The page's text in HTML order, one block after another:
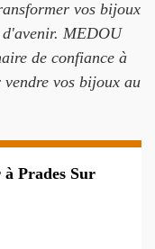
vos bijoux
d'avenir. MEDOU
de confiance à
vos bijoux au
Prades Sur